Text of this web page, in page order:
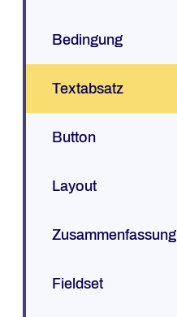
Bedingung
Textabsatz
Button
Layout
Zusammenfassung
Fieldset